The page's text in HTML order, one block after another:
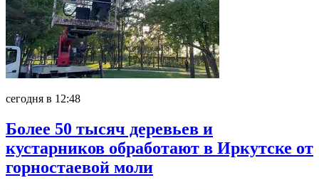
сегодня в 12:48
Более 50 тысяч деревьев и
кустарников обработают в Иркутске от
горностаевой моли